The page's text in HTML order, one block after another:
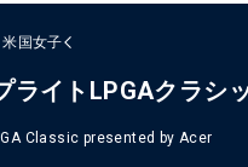
米国女子
ライトLPGAクラシ
Classic presented by Acer